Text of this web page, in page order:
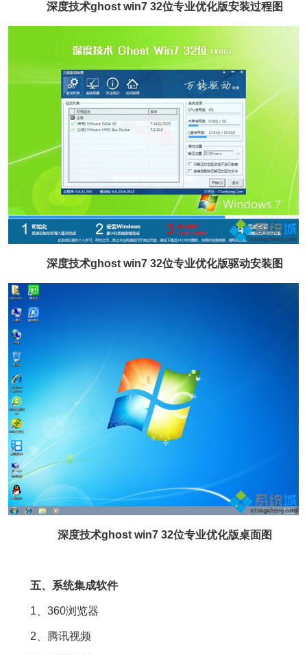
深度技术ghost win7 32位专业优化版安装过程图
深度技术ghost win7 32位专业优化版驱动安装图
深度技术ghost win7 32位专业优化版桌面图
五、系统集成软件
1、360浏览器
2、腾讯视频